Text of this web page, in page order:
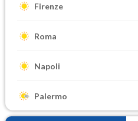
Firenze
Roma
Napoli
Palermo